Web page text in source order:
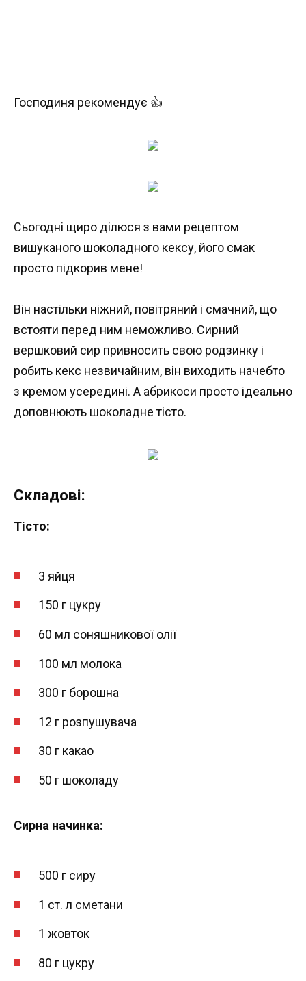
Господиня рекомендує 👍
Сьогодні щиро ділюся з вами рецептом
вишуканого шоколадного кексу, його смак
просто підкорив мене!
Він настільки ніжний, повітряний і смачний, що
встояти перед ним неможливо. Сирний
вершковий сир привносить свою родзинку і
робить кекс незвичайним, він виходить начебто
з кремом усередині. А абрикоси просто ідеально
доповнюють шоколадне тісто.
Складові:
Тісто:
3 яйця
150 г цукру
60 мл соняшникової олії
100 мл молока
300 г борошна
12 г розпушувача
30 г какао
50 г шоколаду
Сирна начинка:
500 г сиру
1 ст. л сметани
1 жовток
80 г цукру